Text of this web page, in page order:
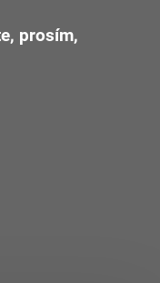
prosím,